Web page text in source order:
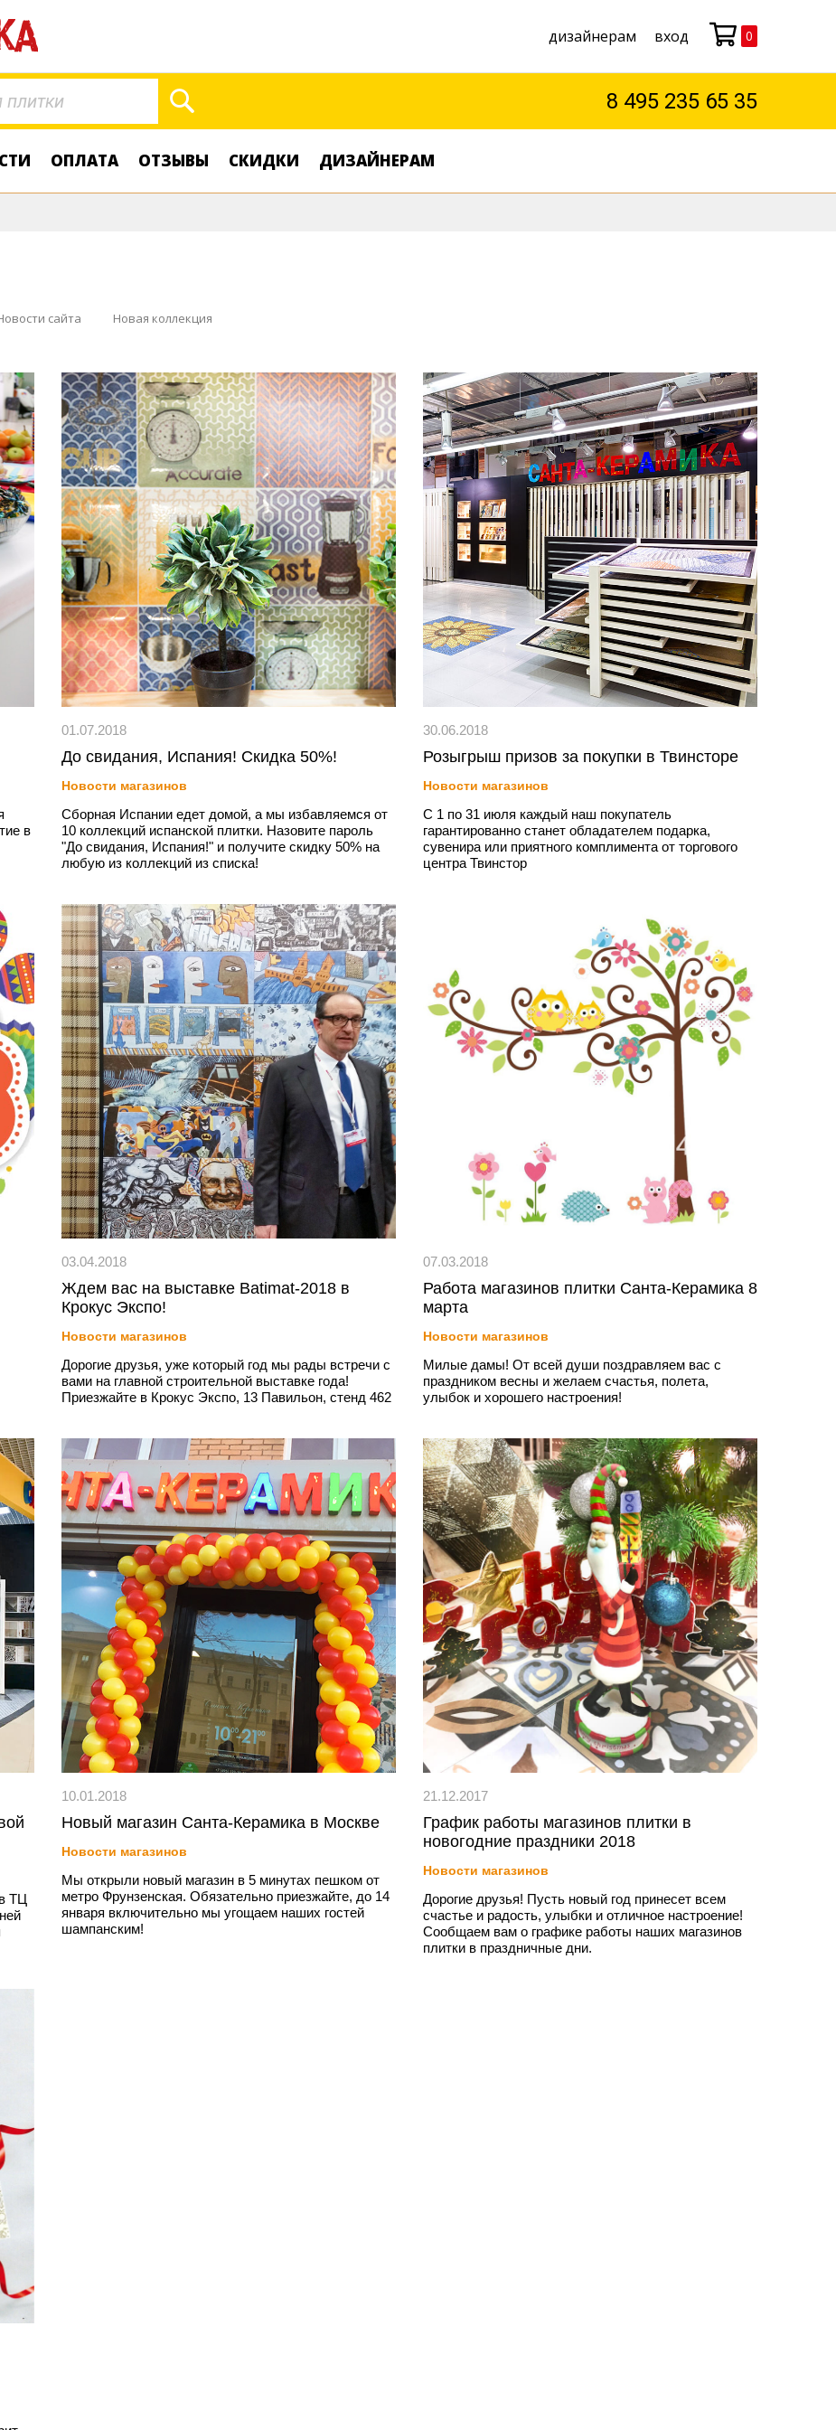
дизайнерам вход Моя корзина
0
8 495 235 65 35
ОПЛАТА ОТЗЫВЫ СКИДКИ ДИЗАЙНЕРАМ
сайта Новая коллекция
в
01.07.2018
До свидания, Испания! Скидка 50%!
Новости магазинов
Сборная Испании едет домой, а мы избавляемся от
10 коллекций испанской плитки. Назовите пароль
"До свидания, Испания!" и получите скидку 50% на
любую из коллекций из списка!
30.06.2018
Розыгрыш призов за покупки в Твинсторе
Новости магазинов
С 1 по 31 июля каждый наш покупатель
гарантированно станет обладателем подарка,
сувенира или приятного комплимента от торгового
центра Твинстор
03.04.2018
Ждем вас на выставке Batimat-2018 в
Крокус Экспо!
Новости магазинов
Дорогие друзья, уже который год мы рады встречи с
вами на главной строительной выставке года!
Приезжайте в Крокус Экспо, 13 Павильон, стенд 462
07.03.2018
Работа магазинов плитки Санта-Керамика 8
марта
Новости магазинов
Милые дамы! От всей души поздравляем вас с
праздником весны и желаем счастья, полета,
улыбок и хорошего настроения!
ТЦ
10.01.2018
Новый магазин Санта-Керамика в Москве
Новости магазинов
Мы открыли новый магазин в 5 минутах пешком от
метро Фрунзенская. Обязательно приезжайте, до 14
января включительно мы угощаем наших гостей
шампанским!
21.12.2017
График работы магазинов плитки в
новогодние праздники 2018
Новости магазинов
Дорогие друзья! Пусть новый год принесет всем
счастье и радость, улыбки и отличное настроение!
Сообщаем вам о графике работы наших магазинов
плитки в праздничные дни.